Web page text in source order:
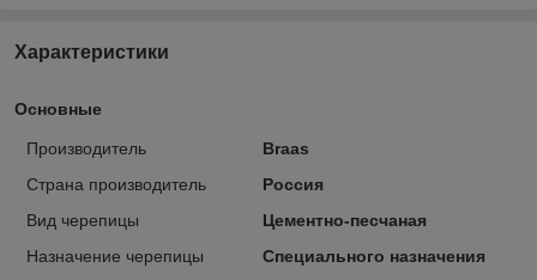
Характеристики
Основные
Производитель
Braas
Страна производитель
Россия
Вид черепицы
Цементно-песчаная
Назначение черепицы
Специального назначения